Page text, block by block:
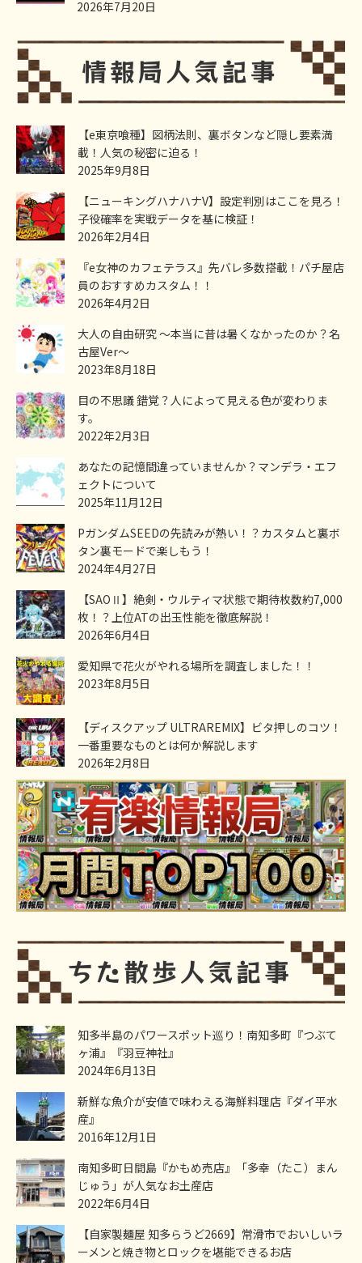
2026年7月20日
【e東京喰種】図柄法則、裏ボタンなど隠し要素満
載！人気の秘密に迫る！
2025年9月8日
【ニューキングハナハナV】設定判別はここを見ろ！
子役確率を実戦データを基に検証！
2026年2月4日
『e女神のカフェテラス』先バレ多数搭載！パチ屋店
員のおすすめカスタム！！
2026年4月2日
大人の自由研究 ～本当に昔は暑くなかったのか？名
古屋Ver～
2023年8月18日
目の不思議 錯覚？人によって見える色が変わりま
す。
2022年2月3日
あなたの記憶間違っていませんか？マンデラ・エフ
ェクトについて
2025年11月12日
PガンダムSEEDの先読みが熱い！？カスタムと裏ボ
タン裏モードで楽しもう！
2024年4月27日
【SAOⅡ】絶剣・ウルティマ状態で期待枚数約7,000
枚！？上位ATの出玉性能を徹底解説！
2026年6月4日
愛知県で花火がやれる場所を調査しました！！
2023年8月5日
【ディスクアップ ULTRAREMIX】ビタ押しのコツ！
一番重要なものとは何か解説します
2026年2月8日
知多半島のパワースポット巡り！南知多町『つぶて
ヶ浦』『羽豆神社』
2024年6月13日
新鮮な魚介が安値で味わえる海鮮料理店『ダイ平水
産』
2016年12月1日
南知多町日間島『かもめ売店』「多幸（たこ）まん
じゅう」が人気なお土産店
2022年6月4日
【自家製麺屋 知多らうど2669】常滑市でおいしいラ
ーメンと焼き物とロックを堪能できるお店